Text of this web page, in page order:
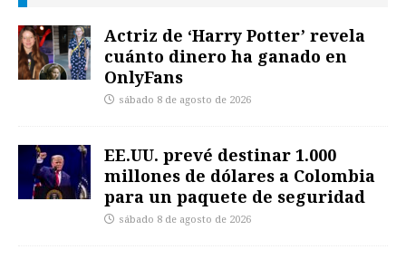
Actriz de ‘Harry Potter’ revela
cuánto dinero ha ganado en
OnlyFans
sábado 8 de agosto de 2026
EE.UU. prevé destinar 1.000
millones de dólares a Colombia
para un paquete de seguridad
sábado 8 de agosto de 2026